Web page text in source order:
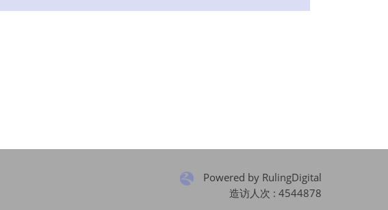
Powered by RulingDigital
造访人次 : 4544878